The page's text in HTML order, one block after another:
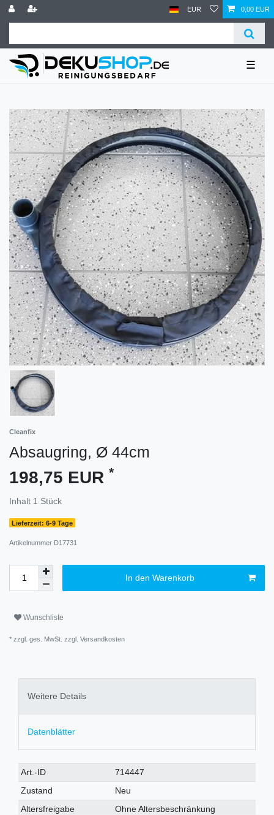
EUR 0,00 EUR
☰
Cleanfix
Absaugring, Ø 44cm
198,75 EUR *
Inhalt 1 Stück
Lieferzeit: 6-9 Tage
Artikelnummer D17731
In den Warenkorb
Wunschliste
* zzgl. ges. MwSt. zzgl. Versandkosten
Weitere Details
Datenblätter
Art.-ID
714447
Zustand
Neu
Altersfreigabe
Ohne Altersbeschränkung